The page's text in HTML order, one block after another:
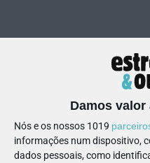
Damos
Nós e os nossos 1019
informações num dispositivo,
dados pessoais, como